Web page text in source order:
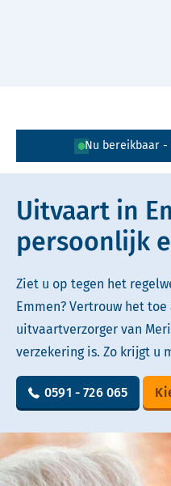
Nu bereikbaar -
Lees voor
Simpele tekst
Uitvaart in
persoonlijk
Ziet u op tegen het
Emmen? Vertrouw het
uitvaartverzorger van
verzekering is. Zo krijgt u
0591 - 726 065